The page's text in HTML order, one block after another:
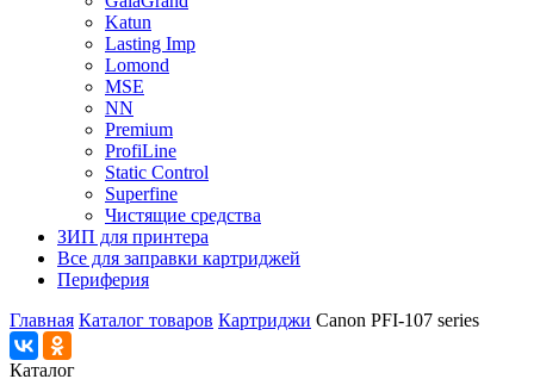
Katun
Lasting Imp
Lomond
MSE
NN
Premium
ProfiLine
Static Control
Superfine
Чистящие средства
ЗИП для принтера
Все для заправки картриджей
Периферия
Главная Каталог товаров Картриджи Canon PFI-107 series
Каталог